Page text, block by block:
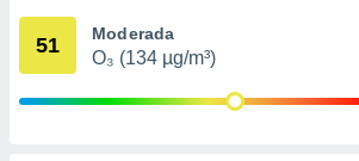
através
51 Moderada
O₃ (134 µg/m³)